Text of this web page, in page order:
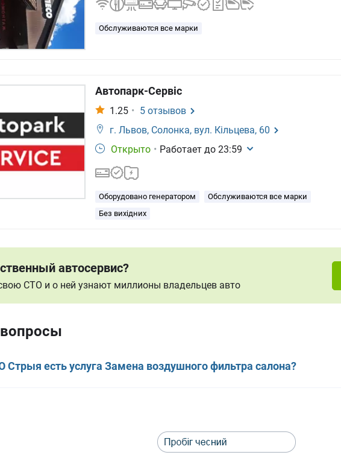
Обслуживаются все марки
Автопарк-Сервіс
1.25 • 5 отзывов
г. Львов, Солонка, вул. Кільцева, 60
Открыто • Работает до 23:59
Оборудовано генератором
Обслуживаются все марки
Без вихідних
автосервис?
СТО и о ней узнают миллионы владельцев авто
Стрыя есть услуга Замена воздушного фильтра салона?